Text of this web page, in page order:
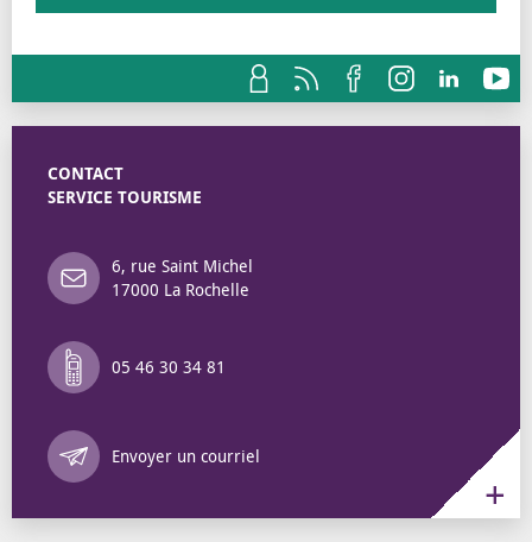
CONTACT
SERVICE TOURISME
6, rue Saint Michel
17000 La Rochelle
05 46 30 34 81
Envoyer un courriel
Annuaire